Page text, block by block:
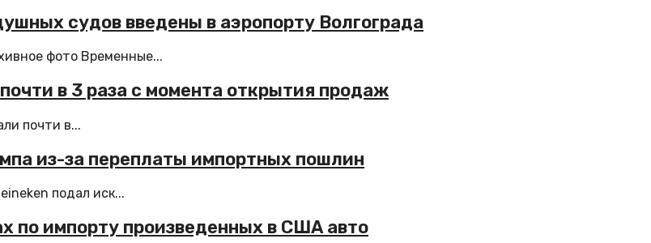
судов введены в аэропорту Волгограда
фото Временные...
в 3 раза с момента открытия продаж
почти в...
из-за переплаты импортных пошлин
подал иск...
по импорту произведенных в США авто